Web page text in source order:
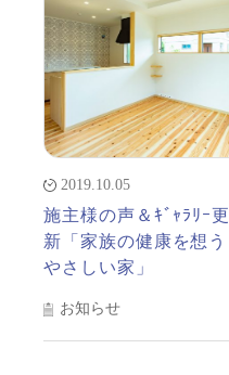
2019.10.05
施主様の声＆ｷﾞｬﾗﾘｰ更
新「家族の健康を想う
やさしい家」
お知らせ